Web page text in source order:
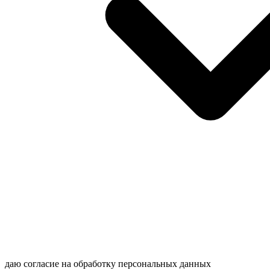
даю согласие на обработку персональных данных